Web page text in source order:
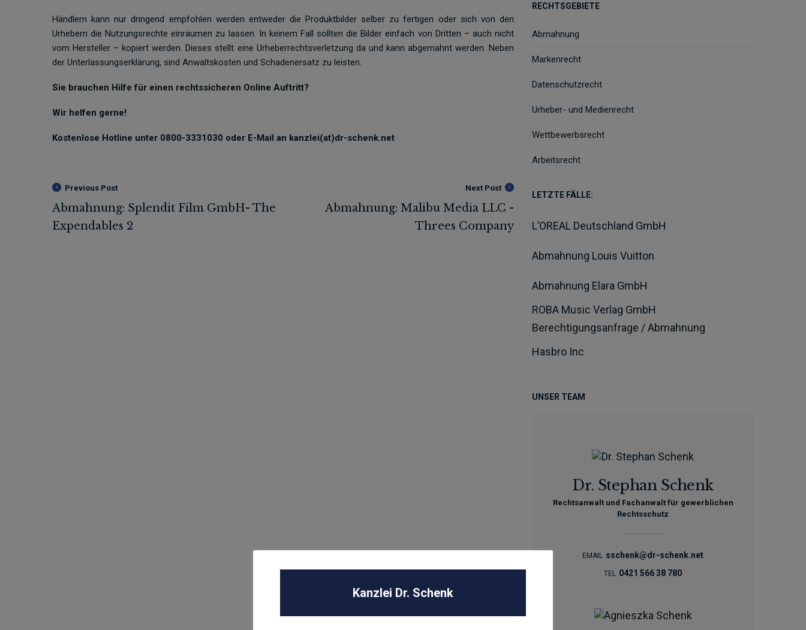
Händlern kann nur dringend empfohlen werden entweder die Produktbilder selber zu fertigen oder sich von den
Urhebern die Nutzungsrechte einräumen zu lassen. In keinem Fall sollten die Bilder einfach von Dritten – auch nicht
vom Hersteller – kopiert werden. Dieses stellt eine Urheberrechtsverletzung da und kann abgemahnt werden. Neben
der Unterlassungserklärung, sind Anwaltskosten und Schadenersatz zu leisten.
Sie brauchen Hilfe für einen rechtssicheren Online Auftritt?
Wir helfen gerne!
Kostenlose Hotline unter 0800-3331030 oder E-Mail an kanzlei(at)dr-schenk.net
Previous Post Next Post
RECHTSGEBIETE
Abmahnung
Markenrecht
Datenschutzrecht
Urheber- und Medienrecht
Wettbewerbsrecht
Arbeitsrecht
LETZTE FÄLLE:
L’OREAL Deutschland GmbH
Abmahnung Louis Vuitton
Abmahnung Elara GmbH
ROBA Music Verlag GmbH
Berechtigungsanfrage / Abmahnung
Hasbro Inc
UNSER TEAM
Dr. Stephan Schenk
Rechtsanwalt und Fachanwalt für gewerblichen
Rechtsschutz
EMAIL sschenk@dr-schenk.net
TEL 0421 566 38 780
Kanzlei Dr. Schenk